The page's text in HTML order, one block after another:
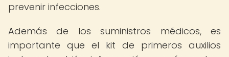
prevenir infecciones.
Además de los suministros médicos, es
importante que el kit de primeros auxilios